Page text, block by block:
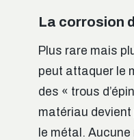
La corrosion
Plus rare mais
peut attaquer le
des « trous
matériau devient
le métal.